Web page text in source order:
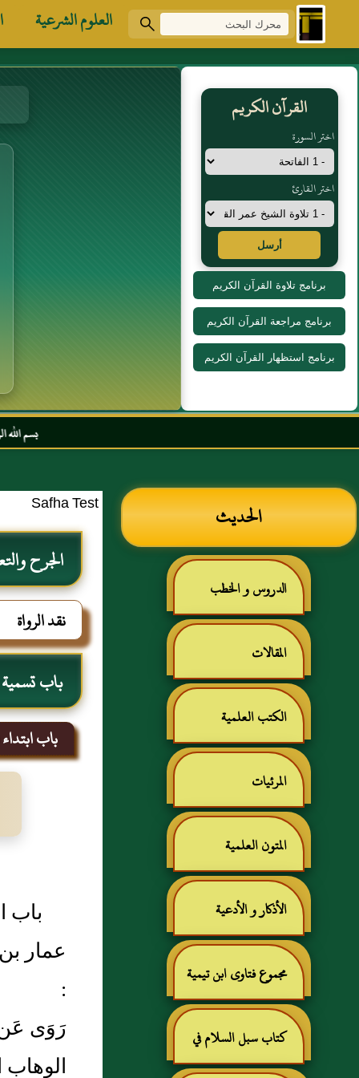
العلوم الشرعية
القرآن الكريم
اختر السورة
اختر القارئ
أرسل
برنامج تلاوة القرآن الكريم
برنامج مراجعة القرآن الكريم
برنامج استظهار القرآن الكريم
بسم الله الرحمن
الحديث
الدروس و الخطب
المقالات
الكتب العلمية
المرئيات
المتون العلمية
الأذكار و الأدعية
مجموع فتاوى ابن تيمية
كتاب سبل السلام في
Safha Test
الجرح
نقد الرواة
باب
باب
باب
عمار
:
رَوَى